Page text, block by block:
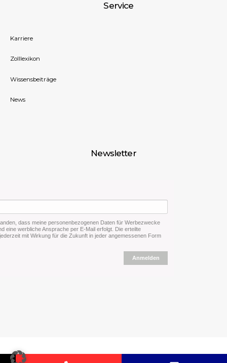
Service
Karriere
Zolllexikon
Wissensbeiträge
News
Newsletter
dass meine personenbezogenen Daten für Werbezwecke
eine werbliche Ansprache per E-Mail erfolgt. Die erteilte
mit Wirkung für die Zukunft in jeder angemessenen Form
Anmelden